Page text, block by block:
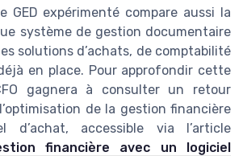
GED expérimenté compare aussi la
système de gestion documentaire
solutions d’achats, de comptabilité
en place. Pour approfondir cette
gagnera à consulter un retour
de la gestion financière
d’achat, accessible via l’article
financière avec un logiciel